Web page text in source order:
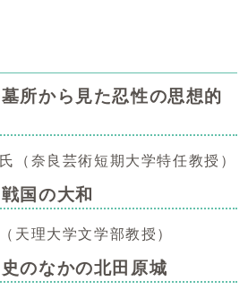
所から見た忍性の思想的
奈良芸術短期大学特任教授）
国の大和
理大学文学部教授）
のなかの北田原城